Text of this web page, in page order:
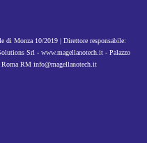
di Monza 10/2019 | Direttore responsabile:
Srl - www.magellanotech.it - Palazzo
RM info@magellanotech.it